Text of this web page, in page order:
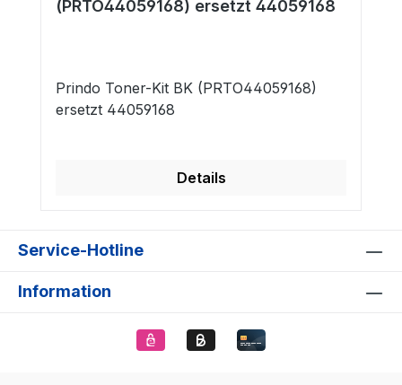
(PRTO44059168) ersetzt 44059168
Prindo Toner-Kit BK (PRTO44059168)
ersetzt 44059168
Details
Service-Hotline
Information